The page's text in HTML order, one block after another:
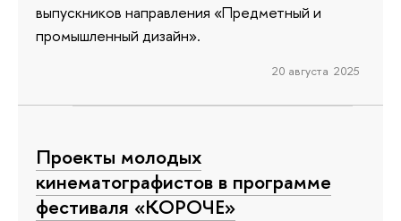
выпускников направления «Предметный и
промышленный дизайн».
20 августа 2025
Проекты молодых
кинематографистов в программе
фестиваля «КОРОЧЕ»